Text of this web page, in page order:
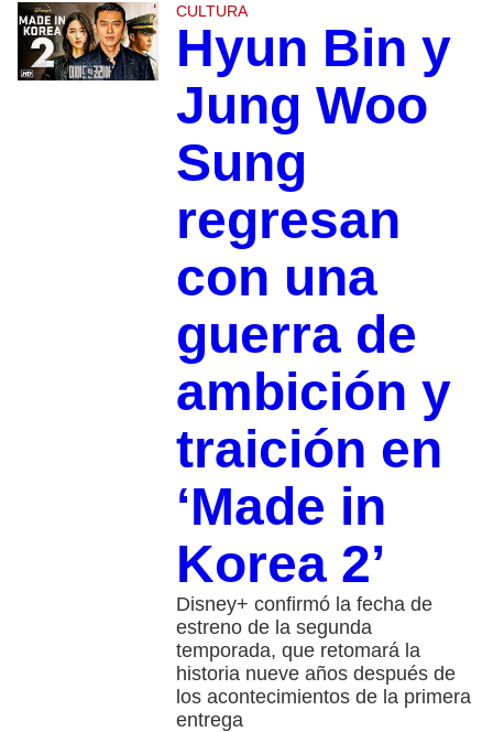
CULTURA
Hyun Bin y
Jung Woo
Sung
regresan
con una
guerra de
ambición y
traición en
‘Made in
Korea 2’
Disney+ confirmó la fecha de
estreno de la segunda
temporada, que retomará la
historia nueve años después de
los acontecimientos de la primera
entrega